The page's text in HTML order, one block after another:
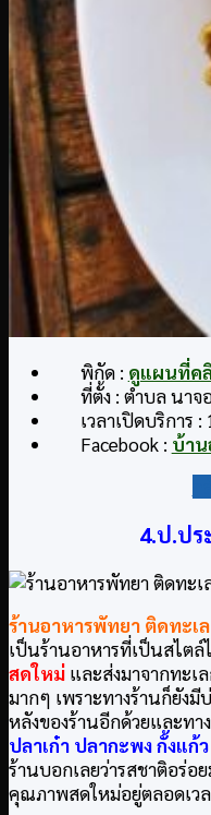
พิกัด : ดูแผนที่ค
ที่ตั้ง : ตำบล นาจ
เวลาเปิดบริการ
Facebook : บ้าน
4.ป.ป
ร้านอาหารพัทยา ติดทะเล
เป็นร้านอาหารที่เป็นสไต
สดใหม่ และส่งมาจากทะเ
มากๆ เพราะทางร้านก็ยังมี
หลังของร้านอีกด้วยและทา
ปลาเก๋า ปลากะพง กั้งแก้ว
ร้านบอกเลยว่ารสชาติอร่อ
คุณภาพสดใหม่อยู่ตลอดเว